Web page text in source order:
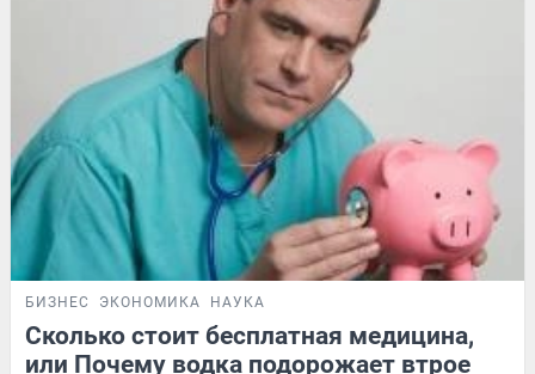
БИЗНЕС ЭКОНОМИКА НАУКА
Сколько стоит бесплатная медицина,
или Почему водка подорожает втрое